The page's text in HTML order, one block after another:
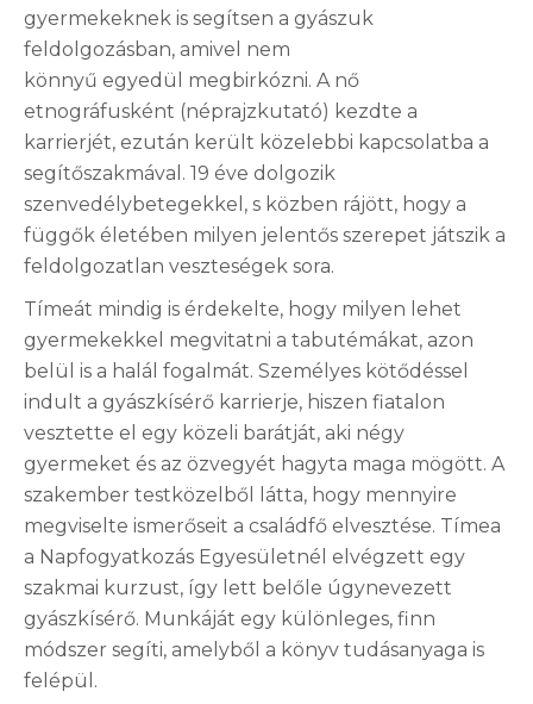
gyermekeknek is segítsen a gyászuk
feldolgozásban, amivel nem
könnyű egyedül megbirkózni. A nő
etnográfusként (néprajzkutató) kezdte a
karrierjét, ezután került közelebbi kapcsolatba a
segítőszakmával. 19 éve dolgozik
szenvedélybetegekkel, s közben rájött, hogy a
függők életében milyen jelentős szerepet játszik a
feldolgozatlan veszteségek sora.
Tímeát mindig is érdekelte, hogy milyen lehet
gyermekekkel megvitatni a tabutémákat, azon
belül is a halál fogalmát. Személyes kötődéssel
indult a gyászkísérő karrierje, hiszen fiatalon
vesztette el egy közeli barátját, aki négy
gyermeket és az özvegyét hagyta maga mögött. A
szakember testközelből látta, hogy mennyire
megviselte ismerőseit a családfő elvesztése. Tímea
a Napfogyatkozás Egyesületnél elvégzett egy
szakmai kurzust, így lett belőle úgynevezett
gyászkísérő. Munkáját egy különleges, finn
módszer segíti, amelyből a könyv tudásanyaga is
felépül.